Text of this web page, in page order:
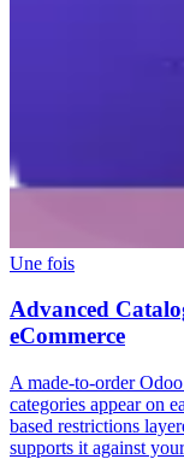
Une fois
Advanced
eCommerce
A made-to-order
categories appear on
based restrictions
supports it against